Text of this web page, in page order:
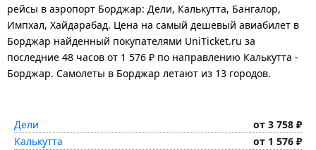
рейсы в аэропорт Борджар: Дели, Калькутта, Бангалор,
Импхал, Хайдарабад. Цена на самый дешевый авиабилет в
Борджар найденный покупателями UniTicket.ru за
последние 48 часов от 1 576 ₽ по направлению Калькутта -
Борджар. Самолеты в Борджар летают из 13 городов.
Дели
от 3 758 ₽
Калькутта
от 1 576 ₽